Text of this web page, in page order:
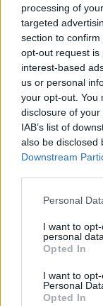
processing of
targeted
section to
opt-out request is
interest-based
us or personal
your opt-out. You
disclosure of
IAB’s list of
also be disclosed
Downstream
Please note that
not limited to
grant or deny
use your data for
consent section.
Personal
I want to
personal
Opted In
I want to
Personal
Opted In
Zendrajinx• 2017.
Sacha
amíg egy
újságcikkre,
vádolják, hogy
együtt
Az újságírót ez
egyrészt…
Sylvia Löhken
polcomon.
önsegítős-házi-